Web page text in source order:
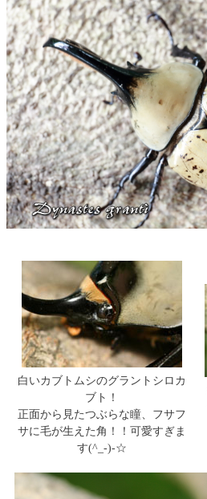
白いカブトムシのグラントシロカ
ブト！
正面から見たつぶらな瞳、フサフ
サに毛が生えた角！！可愛すぎま
す(^_-)-☆